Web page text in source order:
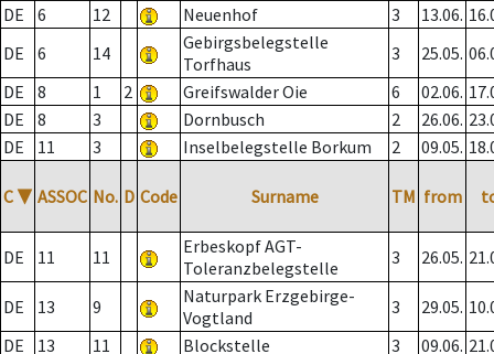
DE
6 12 Neuenhof 3 13.06.
DE
6 14
Gebirgsbelegstelle
Torfhaus
3 25.05.
DE
8 1 2 Greifswalder Oie 6 02.06.
DE
8 3 Dornbusch 2 26.06.
DE
11 3 Inselbelegstelle Borkum 2 09.05.
C ▼ ASSOC No. D Code Surname TM from
DE 11 11
Erbeskopf AGT-
Toleranzbelegstelle
3 26.05.
DE 13 9
Naturpark Erzgebirge-
Vogtland
3 29.05.
DE
13 11 Blockstelle 3 09.06.